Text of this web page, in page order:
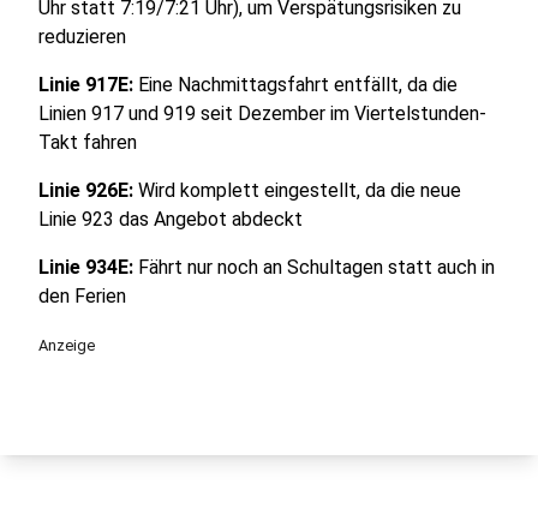
Uhr statt 7:19/7:21 Uhr), um Verspätungsrisiken zu
reduzieren
Linie 917E: Eine Nachmittagsfahrt entfällt, da die
Linien 917 und 919 seit Dezember im Viertelstunden-
Takt fahren
Linie 926E: Wird komplett eingestellt, da die neue
Linie 923 das Angebot abdeckt
Linie 934E: Fährt nur noch an Schultagen statt auch in
den Ferien
Anzeige